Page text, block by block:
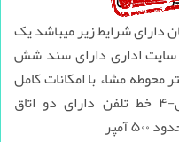
دارای شرایط زیر میباشد یک
۳۱۰ متری با حدود ۸۰ متر سایت اداری دارای سند شش
به علاوه حدود ۷۰۰ متر از ۵۰۰۰ متر محوطه مشاء با امکانات کامل
جرثقیل ۱۰ تن گاز شهری-آب شهری-۴ خط تلفن دارای دو اتاق